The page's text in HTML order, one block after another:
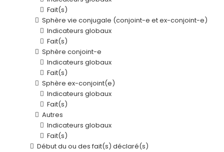
Fait(s)
Sphère vie conjugale (conjoint-e et ex-conjoint-e)
Indicateurs globaux
Fait(s)
Sphère conjoint-e
Indicateurs globaux
Fait(s)
Sphère ex-conjoint(e)
Indicateurs globaux
Fait(s)
Autres
Indicateurs globaux
Fait(s)
Début du ou des fait(s) déclaré(s)